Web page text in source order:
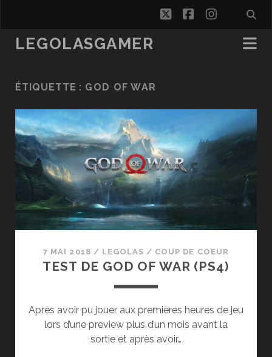
twitterfacebook
LEGOLASGAMER
ÉTIQUETTE : GOD OF WAR
7 MAI 2018 / LEGOLAS / COUP DE COEUR
TEST DE GOD OF WAR (PS4)
Après avoir pu jouer aux premières heures de jeu
lors d’une preview plus d’un mois avant la
sortie et après avoir…